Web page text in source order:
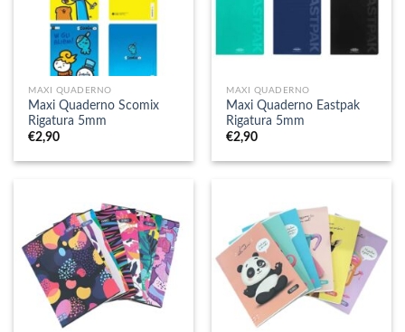
MAXI QUADERNO
Maxi Quaderno Scomix
Rigatura 5mm
€2,90
MAXI QUADERNO
Maxi Quaderno Eastpak
Rigatura 5mm
€2,90